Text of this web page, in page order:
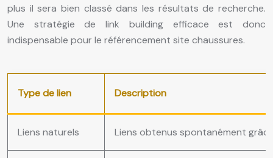
plus il sera bien classé dans les résultats de recherche.
Une stratégie de link building efficace est donc
indispensable pour le référencement site chaussures.
Type de lien Description
Liens naturels Liens obtenus spontanément